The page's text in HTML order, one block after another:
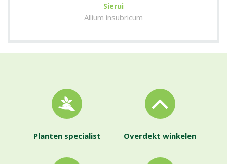
Sierui
Allium insubricum
Planten specialist Overdekt winkelen